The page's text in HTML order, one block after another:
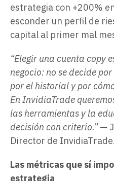
estrategia con +200%
esconder un perfil de
capital al primer mal
“Elegir una cuenta copy
negocio: no se decide
por el historial y por
En InvidiaTrade
las herramientas y la
decisión con criterio.”—
Director de InvidiaTrade.
Las métricas que sí
estrategia